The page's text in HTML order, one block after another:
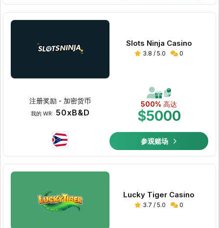
Slots Ninja Casino
3.8 / 5.0 0
500% 高达
$5000
注册奖励 - 加密货币
我的 WR: 50xB&D
参观赌场
Lucky Tiger Casino
3.7 / 5.0 0